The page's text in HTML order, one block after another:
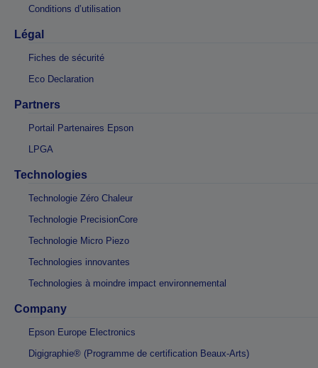
Conditions d’utilisation
Légal
Fiches de sécurité
Eco Declaration
Partners
Portail Partenaires Epson
LPGA
Technologies
Technologie Zéro Chaleur
Technologie PrecisionCore
Technologie Micro Piezo
Technologies innovantes
Technologies à moindre impact environnemental
Company
Epson Europe Electronics
Digigraphie® (Programme de certification Beaux-Arts)